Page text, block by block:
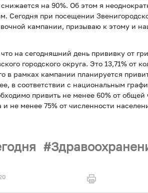
на 90%. Об этом я
Сегодня при посещении
кампании, призываю к этому и
на сегодняшний день прививку от
городского округа. Это 13,71% от
в рамках кампании планируется
в соответствии с национальным
привить не менее 60% от общей
и не менее 75% от численности